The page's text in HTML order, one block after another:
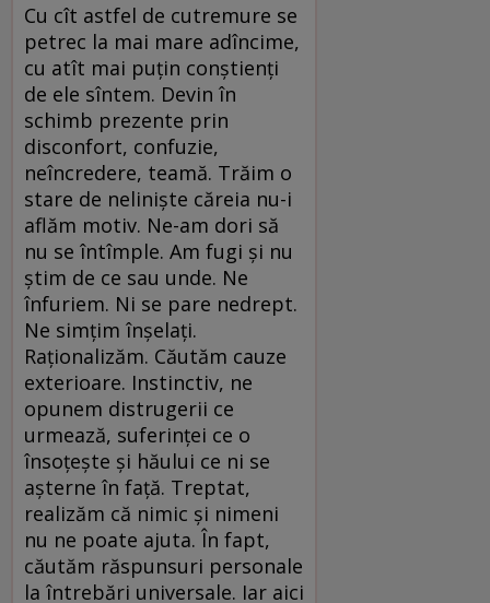
Cu cît astfel de cutremure se
petrec la mai mare adîncime,
cu atît mai puţin conştienţi
de ele sîntem. Devin în
schimb prezente prin
disconfort, confuzie,
neîncredere, teamă. Trăim o
stare de nelinişte căreia nu-i
aflăm motiv. Ne-am dori să
nu se întîmple. Am fugi şi nu
ştim de ce sau unde. Ne
înfuriem. Ni se pare nedrept.
Ne simţim înşelaţi.
Raţionalizăm. Căutăm cauze
exterioare. Instinctiv, ne
opunem distrugerii ce
urmează, suferinţei ce o
însoţeşte şi hăului ce ni se
aşterne în faţă. Treptat,
realizăm că nimic şi nimeni
nu ne poate ajuta. În fapt,
căutăm răspunsuri personale
la întrebări universale. Iar aici